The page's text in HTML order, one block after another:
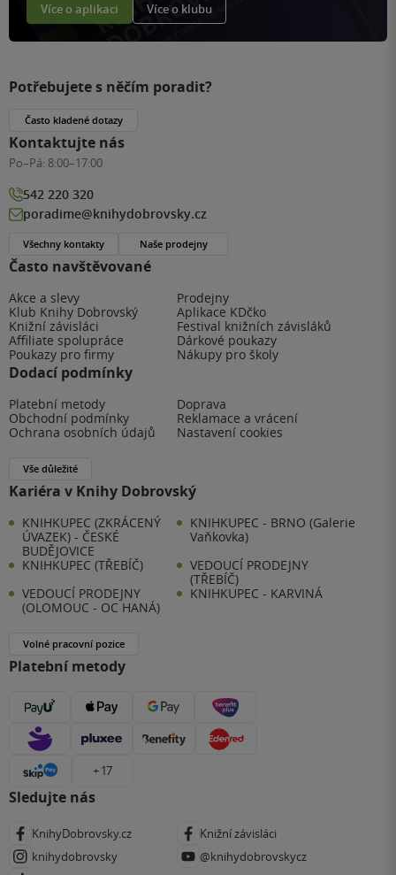
Více o aplikaci Více o klubu
Často navštěvované
Akce a slevy
Prodejny
Klub Knihy Dobrovský
Aplikace KDčko
Knižní závisláci
Festival knižních závisláků
Affiliate spolupráce
Dárkové poukazy
Poukazy pro firmy
Nákupy pro školy
Dodací podmínky
Platební metody
Doprava
Obchodní podmínky
Reklamace a vrácení
Ochrana osobních údajů
Nastavení cookies
Vše důležité
Kariéra v Knihy Dobrovský
KNIHKUPEC (ZKRÁCENÝ
ÚVAZEK) - ČESKÉ
BUDĚJOVICE
KNIHKUPEC - BRNO (Galerie
Vaňkovka)
KNIHKUPEC (TŘEBÍČ)
VEDOUCÍ PRODEJNY
(TŘEBÍČ)
VEDOUCÍ PRODEJNY
(OLOMOUC - OC HANÁ)
KNIHKUPEC - KARVINÁ
Volné pracovní pozice
Platební metody
+ 17
Sledujte nás
KnihyDobrovsky.cz
Knižní závisláci
knihydobrovsky
@knihydobrovskycz
Potřebujete s něčím poradit?
Často kladené dotazy
Kontaktujte nás
Po–Pá: 8:00–17:00
542 220 320
poradime@knihydobrovsky.cz
Všechny kontakty Naše prodejny